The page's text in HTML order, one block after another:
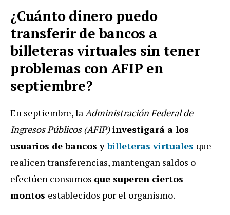
¿Cuánto dinero puedo
transferir de bancos a
billeteras virtuales sin tener
problemas con AFIP en
septiembre?
En septiembre, laAdministración Federal de
Ingresos Públicos (AFIP)investigará a los
usuarios de bancos ybilleteras virtuales que
realicen transferencias, mantengan saldos o
efectúen consumos que superen ciertos
montos establecidos por el organismo.